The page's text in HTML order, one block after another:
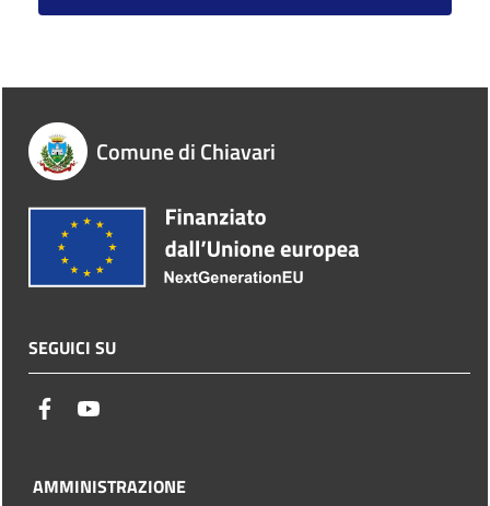
Comune di Chiavari
SEGUICI SU
facebook
AMMINISTRAZIONE